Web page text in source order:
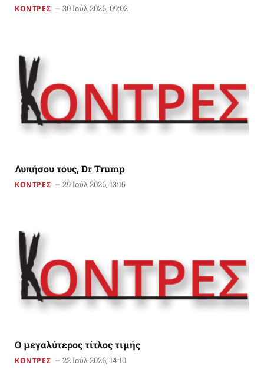
ΚΟΝΤΡΕΣ 30 Ιούλ 2026, 09:02
Λυπήσου τους, Dr Trump
ΚΟΝΤΡΕΣ 29 Ιούλ 2026, 13:15
O μεγαλύτερος τίτλος τιμής
ΚΟΝΤΡΕΣ 22 Ιούλ 2026, 14:10